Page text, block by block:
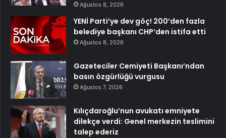
Ağustos 8, 2026
YENİ Parti’ye dev göç! 200’den fazla
belediye başkanı CHP’den istifa etti
Ağustos 8, 2026
Gazeteciler Cemiyeti Başkanı’ndan
basın özgürlüğü vurgusu
Ağustos 7, 2026
Kılıçdaroğlu’nun avukatı emniyete
dilekçe verdi: Genel merkezin teslimini
talep ederiz